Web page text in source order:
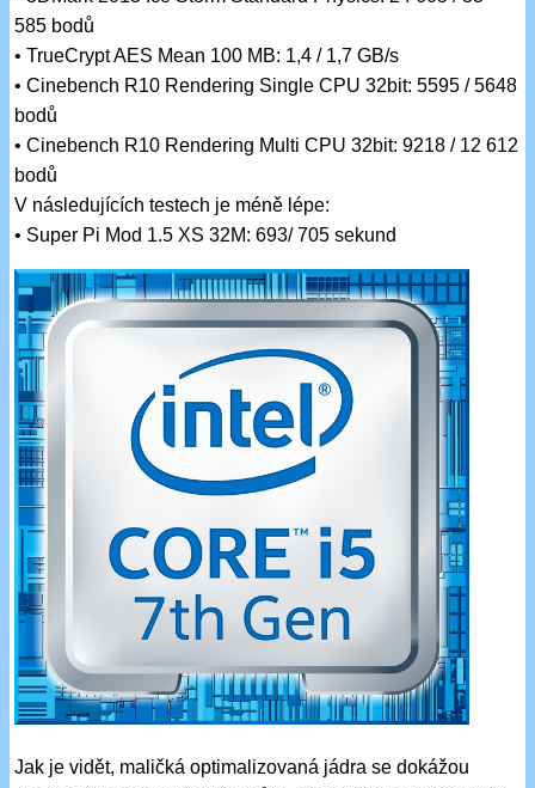
585 bodů
• TrueCrypt AES Mean 100 MB: 1,4 / 1,7 GB/s
• Cinebench R10 Rendering Single CPU 32bit: 5595 / 5648
bodů
• Cinebench R10 Rendering Multi CPU 32bit: 9218 / 12 612
bodů
V následujících testech je méně lépe:
• Super Pi Mod 1.5 XS 32M: 693/ 705 sekund
Jak je vidět, maličká optimalizovaná jádra se dokážou